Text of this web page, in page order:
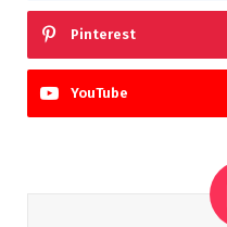
Pinterest
YouTube